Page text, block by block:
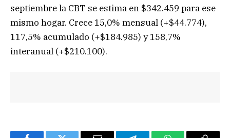
septiembre la CBT se estima en $342.459 para ese
mismo hogar. Crece 15,0% mensual (+$44.774),
117,5% acumulado (+$184.985) y 158,7%
interanual (+$210.100).